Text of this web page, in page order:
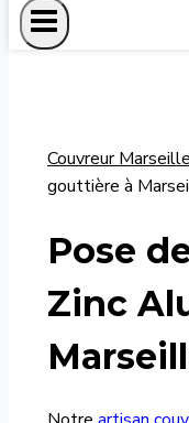
Couvreur Marseille
gouttière à
Pose
Zinc